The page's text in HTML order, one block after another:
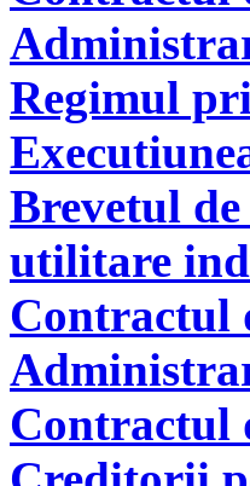
Regimul
Brevetul
utilitare
Contractul
Contractul